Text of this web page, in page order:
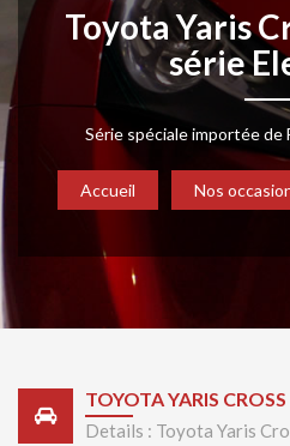
Toyota Yaris
série
Série spéciale importée de
Accueil Nos
TOYOTA YARIS
Details : Toyota Yaris